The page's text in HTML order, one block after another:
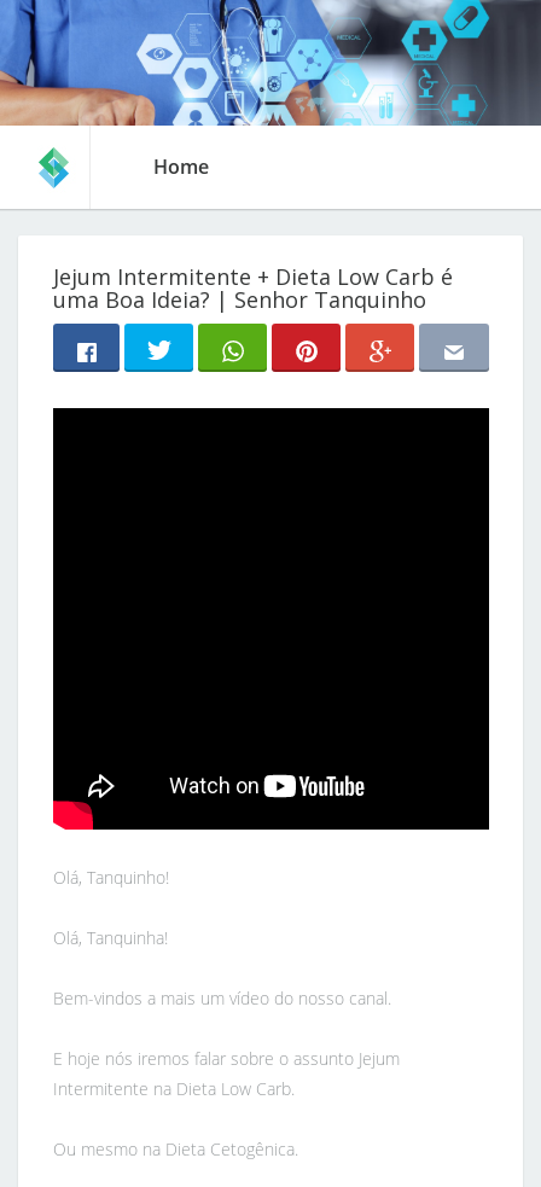
Home
Jejum Intermitente + Dieta Low Carb é
uma Boa Ideia? | Senhor Tanquinho
Olá, Tanquinho!
Olá, Tanquinha!
Bem-vindos a mais um vídeo do nosso canal.
E hoje nós iremos falar sobre o assunto Jejum
Intermitente na Dieta Low Carb.
Ou mesmo na Dieta Cetogênica.